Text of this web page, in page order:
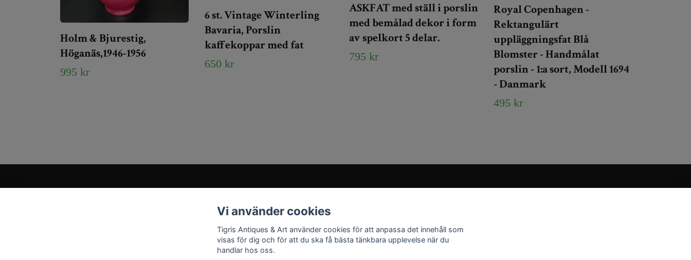
Holm & Bjurestig,
Höganäs,1946-1956
995 kr
6 st. Vintage Winterling
Bavaria, Porslin
kaffekoppar med fat
650 kr
ASKFAT med ställ i porslin
med bemålad dekor i form
av spelkort 5 delar.
795 kr
Royal Copenhagen -
Rektangulärt
uppläggningsfat Blå
Blomster - Handmålat
porslin - 1:a sort, Modell 1694
- Danmark
495 kr
Info@tigrisantiques.com
YouTube
Vi använder cookies
Tigris Antiques & Art använder cookies för att anpassa det innehåll som
visas för dig och för att du ska få bästa tänkbara upplevelse när du
handlar hos oss.